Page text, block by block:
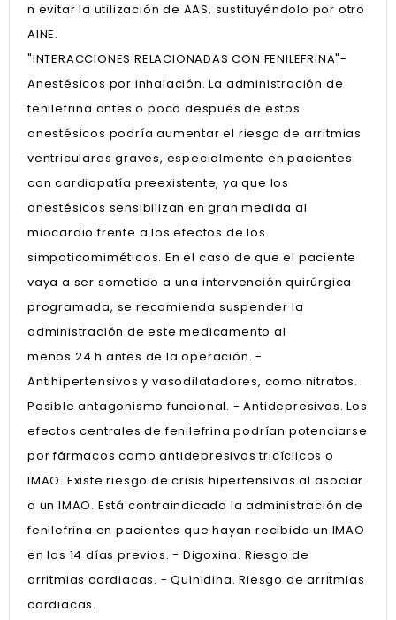
n evitar la utilización de AAS, sustituyéndolo por otro
AINE.
"INTERACCIONES RELACIONADAS CON FENILEFRINA"-
Anestésicos por inhalación. La administración de
fenilefrina antes o poco después de estos
anestésicos podría aumentar el riesgo de arritmias
ventriculares graves, especialmente en pacientes
con cardiopatía preexistente, ya que los
anestésicos sensibilizan en gran medida al
miocardio frente a los efectos de los
simpaticomiméticos. En el caso de que el paciente
vaya a ser sometido a una intervención quirúrgica
programada, se recomienda suspender la
administración de este medicamento al
menos 24 h antes de la operación. -
Antihipertensivos y vasodilatadores, como nitratos.
Posible antagonismo funcional. - Antidepresivos. Los
efectos centrales de fenilefrina podrían potenciarse
por fármacos como antidepresivos tricíclicos o
IMAO. Existe riesgo de crisis hipertensivas al asociar
a un IMAO. Está contraindicada la administración de
fenilefrina en pacientes que hayan recibido un IMAO
en los 14 días previos. - Digoxina. Riesgo de
arritmias cardiacas. - Quinidina. Riesgo de arritmias
cardiacas.